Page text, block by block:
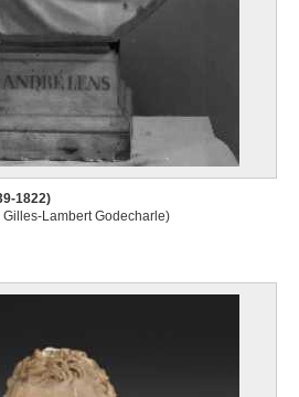
1822)
Lambert Godecharle)